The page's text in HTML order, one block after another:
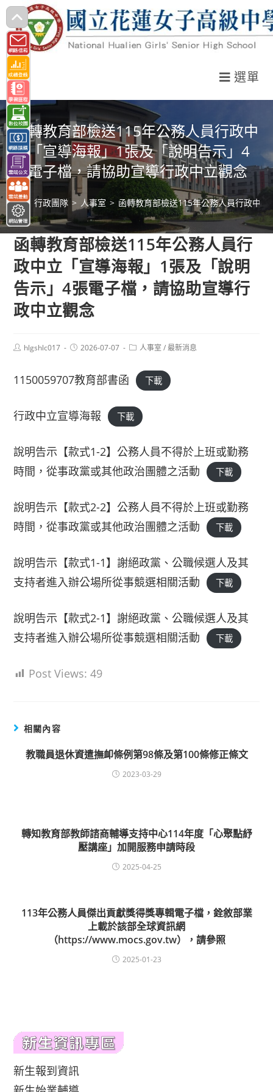
跳
轉
至
主
要
內
容
選單
函轉教育部檢送115年公務人員行政中
立「宣導海報」1張及「說明告示」4
張電子檔，請協助宣導行政中立觀念
> 行政團隊 > 人事室 > 函轉教育部檢送115年公務人員行政中
函轉教育部檢送115年公務人員行
政中立「宣導海報」1張及「說明
告示」4張電子檔，請協助宣導行
政中立觀念
Posthlgshlc017
Post2026-07-07
Post人事室 / 最新消息
1150059707教育部書函 下載
行政中立宣導海報 下載
說明告示【款式1-2】公務人員不得於上班或勤務
時間，從事政黨或其他政治團體之活動
下載
說明告示【款式2-2】公務人員不得於上班或勤務
時間，從事政黨或其他政治團體之活動
下載
說明告示【款式1-1】謝絕政黨、公職候選人及其
支持者進入辦公場所從事競選相關活動
下載
說明告示【款式2-1】謝絕政黨、公職候選人及其
支持者進入辦公場所從事競選相關活動
下載
Post Views: 49
相關內容
教職員退休資遣撫卹條例第98條及第100條修正條文
2023-03-29
轉知教育部教師諮商輔導支持中心114年度「心聚點紓
壓講座」加開服務申請時段
2025-04-25
113年公務人員傑出貢獻獎得獎專輯電子檔，銓敘部業
上載於該部全球資訊網
（https://www.mocs.gov.tw），請參照
2025-01-23
新生報到資訊